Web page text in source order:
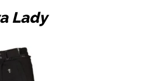
Lady